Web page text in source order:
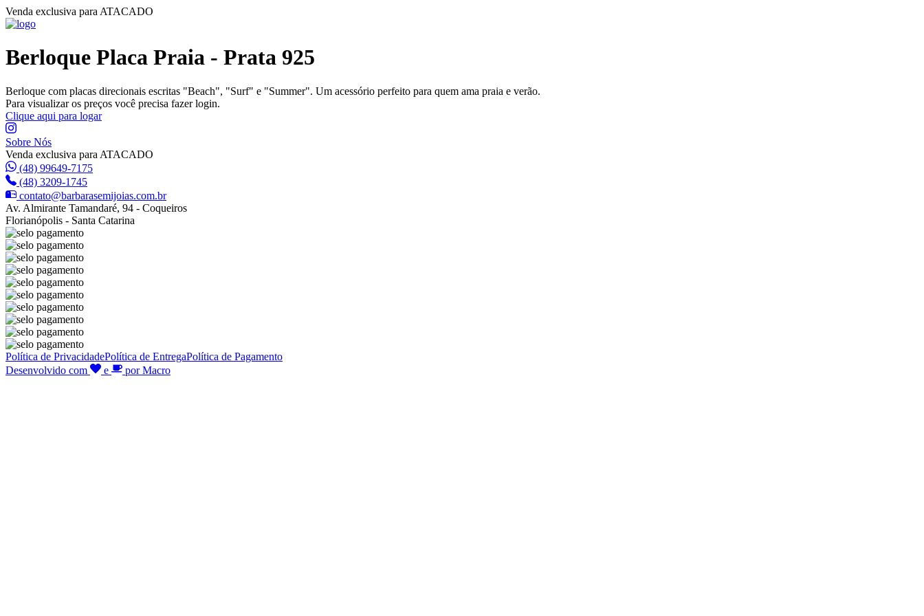
Venda exclusiva para ATACADO
Berloque Placa Praia - Prata 925
Berloque com placas direcionais escritas "Beach", "Surf" e "Summer". Um acessório perfeito para quem ama praia e verão.
Para visualizar os preços você precisa fazer login.
Clique aqui para logar
Sobre Nós
Venda exclusiva para ATACADO
(48) 99649-7175
(48) 3209-1745
contato@barbarasemijoias.com.br
Av. Almirante Tamandaré, 94 - Coqueiros
Florianópolis - Santa Catarina
Política de PrivacidadePolítica de EntregaPolítica de Pagamento
Desenvolvido com
e por Macro